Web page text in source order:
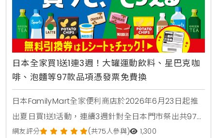
日本全家買1送1連3週！大罐運動飲料、星巴克咖
啡、泡麵等97款品項憑發票免費換
日本FamilyMart全家便利商店於2026年6月23日起推
出夏日買1送1活動，連續3週針對全日本門市祭出共97款
人氣商品，包含星巴克咖啡、大容量運動飲料、日清杯
網友評分 (共75人參與) 1,300